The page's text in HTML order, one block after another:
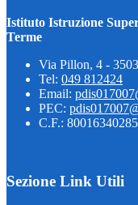
Istituto Istruzione
Terme
Via Pillon, 4 -
Tel: 049 812424
Email:
PEC:
C.F.: 80016340285
Sezione Link Utili